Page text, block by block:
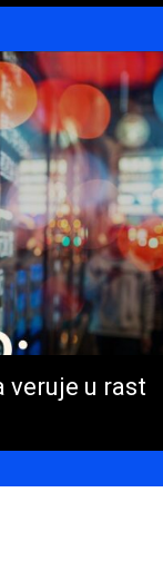
veruje u rast